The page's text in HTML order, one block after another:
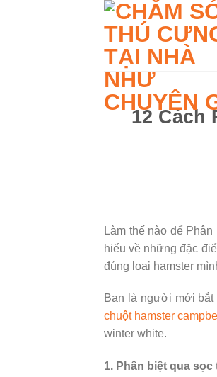
12 Cách
Làm thế nào để
hiểu về những đặc
đúng loại hamster
Bạn là người mới bắt
chuột hamster campbell
winter white.
1. Phân biệt qua